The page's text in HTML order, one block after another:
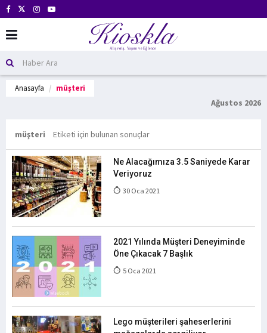
Anasayfa müşteri
Ağustos 2026
müşteri Etiketi için bulunan sonuçlar
Ne Alacağımıza 3.5 Saniyede Karar
Veriyoruz
30 Oca 2021
2021 Yılında Müşteri Deneyiminde
Öne Çıkacak 7 Başlık
5 Oca 2021
Lego müşterileri şaheserlerini